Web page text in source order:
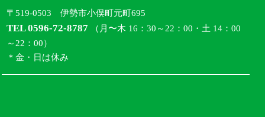
〒519-0503 伊勢市小俣町元町695
TEL 0596-72-8787 （月〜木 16：30～22：00・土 14：00
～22：00）
＊金・日は休み